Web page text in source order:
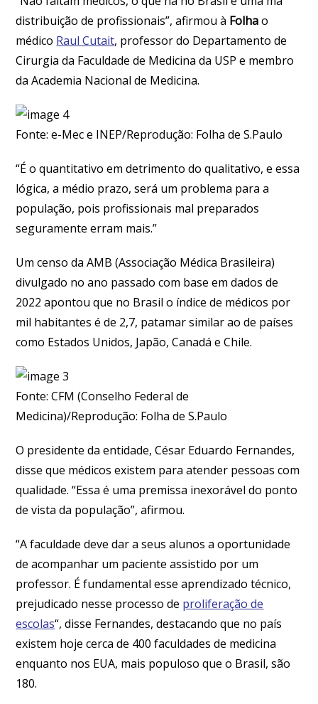
distribuição de profissionais”, afirmou à Folhao
médico Raul Cutait, professor do Departamento de
Cirurgia da Faculdade de Medicina da USP e membro
da Academia Nacional de Medicina.
Fonte: e-Mec e INEP/Reprodução: Folha de S.Paulo
“É o quantitativo em detrimento do qualitativo, e essa
lógica, a médio prazo, será um problema para a
população, pois profissionais mal preparados
seguramente erram mais.”
Um censo da AMB (Associação Médica Brasileira)
divulgado no ano passado com base em dados de
2022 apontou que no Brasil o índice de médicos por
mil habitantes é de 2,7, patamar similar ao de países
como Estados Unidos, Japão, Canadá e Chile.
Fonte: CFM (Conselho Federal de
Medicina)/Reprodução: Folha de S.Paulo
O presidente da entidade, César Eduardo Fernandes,
disse que médicos existem para atender pessoas com
qualidade. “Essa é uma premissa inexorável do ponto
de vista da população”, afirmou.
“A faculdade deve dar a seus alunos a oportunidade
de acompanhar um paciente assistido por um
professor. É fundamental esse aprendizado técnico,
prejudicado nesse processo de proliferação de
escolas“, disse Fernandes, destacando que no país
existem hoje cerca de 400 faculdades de medicina
enquanto nos EUA, mais populoso que o Brasil, são
180.